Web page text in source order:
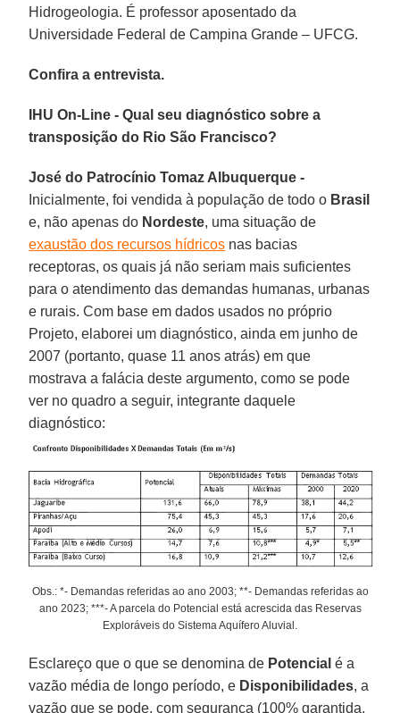
Hidrogeologia. É professor aposentado da
Universidade Federal de Campina Grande – UFCG.
Confira a entrevista.
IHU On-Line - Qual seu diagnóstico sobre a
transposição do Rio São Francisco?
José do Patrocínio Tomaz Albuquerque -
Inicialmente, foi vendida à população de todo o Brasil
e, não apenas do Nordeste, uma situação de
exaustão dos recursos hídricos nas bacias
receptoras, os quais já não seriam mais suficientes
para o atendimento das demandas humanas, urbanas
e rurais. Com base em dados usados no próprio
Projeto, elaborei um diagnóstico, ainda em junho de
2007 (portanto, quase 11 anos atrás) em que
mostrava a falácia deste argumento, como se pode
ver no quadro a seguir, integrante daquele
diagnóstico:
Obs.: *- Demandas referidas ao ano 2003; **- Demandas referidas ao
ano 2023; ***- A parcela do Potencial está acrescida das Reservas
Exploráveis do Sistema Aquífero Aluvial.
Esclareço que o que se denomina de Potencial é a
vazão média de longo período, e Disponibilidades, a
vazão que se pode, com segurança (100% garantida,